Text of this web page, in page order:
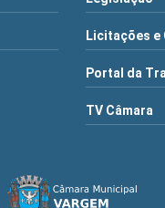
Licitações
Portal da
TV Câmara